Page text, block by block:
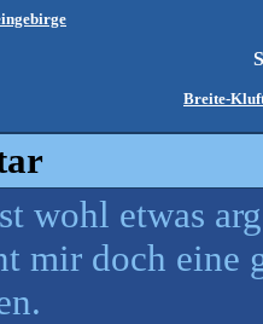
Breite-
wohl etwas
mir doch eine